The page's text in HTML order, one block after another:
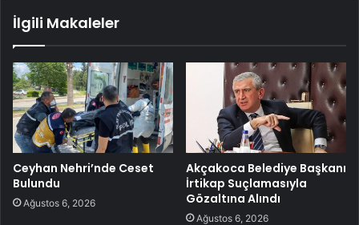
İlgili Makaleler
Ceyhan Nehri’nde Ceset
Bulundu
Ağustos 6, 2026
Akçakoca Belediye Başkanı
İrtikap Suçlamasıyla
Gözaltına Alındı
Ağustos 6, 2026